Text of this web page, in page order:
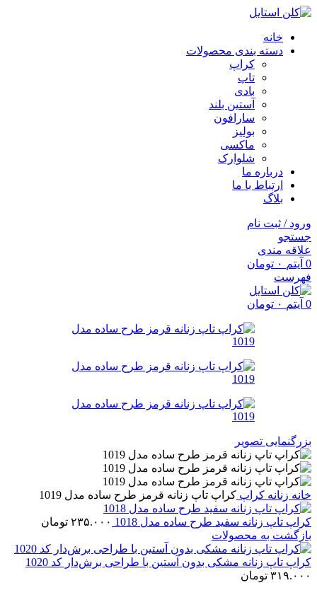
خانه
دسته بندی محصولات
کراپ
تاپ
بادی
آستین بلند
سارافون
بولیز
ماکسی
شلوارک
درباره ما
ارتباط با ما
بلاگ
ورود / ثبت نام
جستجو
علاقه مندی
0 آیتم ۰ تومان
فهرست
0 آیتم ۰ تومان
بزرگنمایی تصویر
خانه زنانه کراپ کراپ تاپ زنانه قرمز طرح ساده مدل 1019
کراپ تاپ زنانه سفید طرح ساده مدل 1018 ۲۳۵.۰۰۰ تومان
بازگشت به محصولات
کراپ‌ تاپ زنانه مشکی بدون آستین با طراحی برش‌دار کد 1020
۳۱۹.۰۰۰ تومان